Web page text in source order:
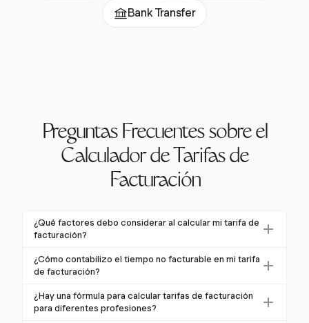
Bank Transfer
Preguntas Frecuentes sobre el
Calculador de Tarifas de
Facturación
¿Qué factores debo considerar al calcular mi tarifa de
facturación?
Al calcular tu tarifa de facturación, considera tus
costos anuales totales, incluidos salario, beneficios,
tus horas facturables realistas, el margen de beneficio
deseado y la demanda del mercado para tus
¿Cómo contabilizo el tiempo no facturable en mi tarifa
de facturación?
Para contabilizar el tiempo no facturable, estima tus
horas laborales anuales totales y resta el tiempo
¿Hay una fórmula para calcular tarifas de facturación
para diferentes profesiones?